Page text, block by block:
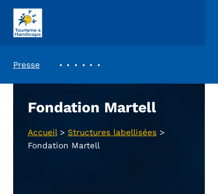
ASSOCIATION TOURISME ET HANDICAPS
Presse
Fondation Martell
Accueil> Structures labellisées >
Fondation Martell